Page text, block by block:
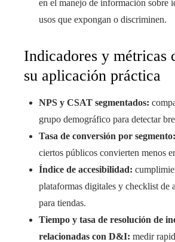
en el manejo de información sobre
usos que expongan o discriminen.
Indicadores y métricas
su aplicación práctica
NPS y CSAT segmentados:
grupo demográfico para detectar
Tasa de conversión por segmento:
ciertos públicos convierten menos
Índice de accesibilidad:
plataformas digitales y checklist de
para tiendas.
Tiempo y tasa de resolución de
relacionadas con D&I: medir